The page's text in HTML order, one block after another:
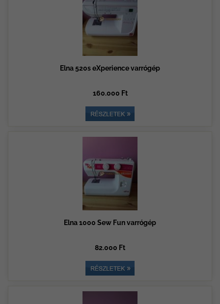
Elna 520s eXperience varrógép
160.000 Ft
Elna 1000 Sew Fun varrógép
82.000 Ft